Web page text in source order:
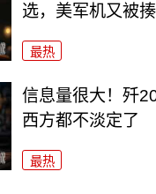
选，美军机又被揍
最热
信息量很大！歼
西方都不淡定了
最热